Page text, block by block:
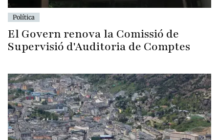
Política
El Govern renova la Comissió de
Supervisió d'Auditoria de Comptes